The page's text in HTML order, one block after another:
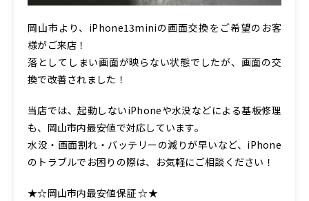
岡山市より、iPhone13miniの画面交換をご希望のお客
様がご来店！
落としてしまい画面が映らない状態でしたが、画面の交
換で改善されました！
当店では、起動しないiPhoneや水没などによる基板修理
も、岡山市内最安値で対応しています。
水没・画面割れ・バッテリーの減りが早いなど、iPhone
のトラブルでお困りの際は、お気軽にご相談ください！
★☆岡山市内最安値保証 ☆★